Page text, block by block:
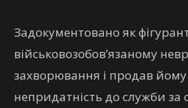
Задокументовано як
військовозобов’язаному
захворювання і продав йому
непридатність до служби за